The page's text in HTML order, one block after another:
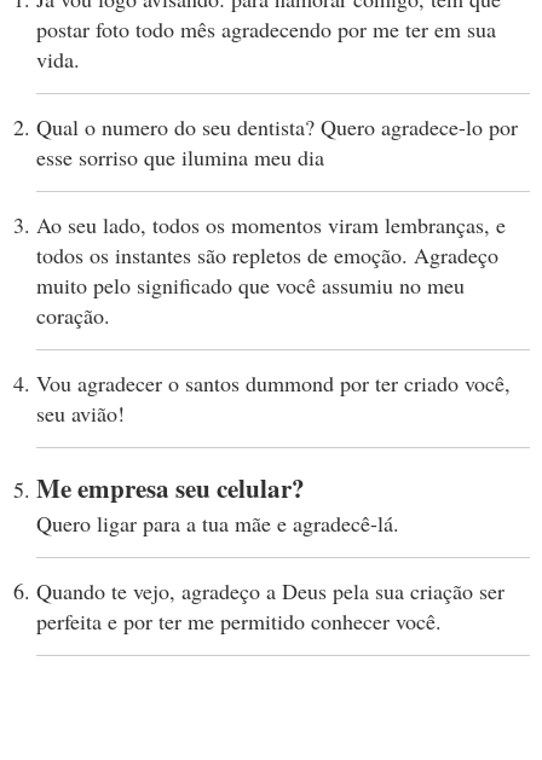
postar foto todo mês agradecendo por me ter em sua
vida.
Qual o numero do seu dentista? Quero agradece-lo por
esse sorriso que ilumina meu dia
Ao seu lado, todos os momentos viram lembranças, e
todos os instantes são repletos de emoção. Agradeço
muito pelo significado que você assumiu no meu
coração.
Vou agradecer o santos dummond por ter criado você,
seu avião!
Me empresa seu celular?
Quero ligar para a tua mãe e agradecê-lá.
Quando te vejo, agradeço a Deus pela sua criação ser
perfeita e por ter me permitido conhecer você.